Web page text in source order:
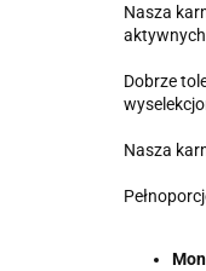
Nasza
aktywnych
Dobrze
Nasza